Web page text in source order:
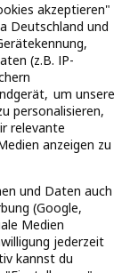
akzeptieren"
Deutschland und
(z.B. IP-
um unsere
personalisieren,
relevante
anzeigen zu
und Daten auch
(Google,
Medien
jederzeit
kannst du